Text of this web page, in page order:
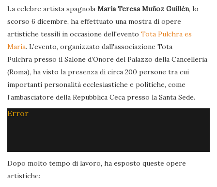
La celebre artista spagnola María Teresa Muñoz Guillén, lo
scorso 6 dicembre, ha effettuato una mostra di opere
artistiche tessili in occasione dell'evento Tota Pulchra es
Maria. L’evento, organizzato dall'associazione Tota
Pulchra presso il Salone d’Onore del Palazzo della Cancelleria
(Roma), ha visto la presenza di circa 200 persone tra cui
importanti personalità ecclesiastiche e politiche, come
l’ambasciatore della Repubblica Ceca presso la Santa Sede.
Error
Dopo molto tempo di lavoro, ha esposto queste opere
artistiche: